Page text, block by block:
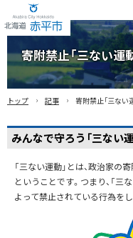
Akabira City Hokkaido
寄附禁止「三ない運
トップ › 記事 › 寄附禁止「三ない
みんなで守ろう「三ない運
「三ない運動」とは、政治家の
ということです。つまり、「三
よって禁止されている行為を